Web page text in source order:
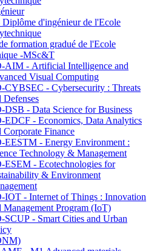
d'ingénieur de l'Ecole
formation gradué de l'Ecole
-MSc&T
AIM - Artificial Intelligence and
Visual Computing
CYBSEC - Cybersecurity : Threats
Defenses
DSB - Data Science for Business
EDCF - Economics, Data Analytics
Corporate Finance
EESTM - Energy Environment :
Technology & Management
ESEM - Ecotechnologies for
& Environment
IOT - Internet of Things : Innovation
Management Program (IoT)
SCUP - Smart Cities and Urban